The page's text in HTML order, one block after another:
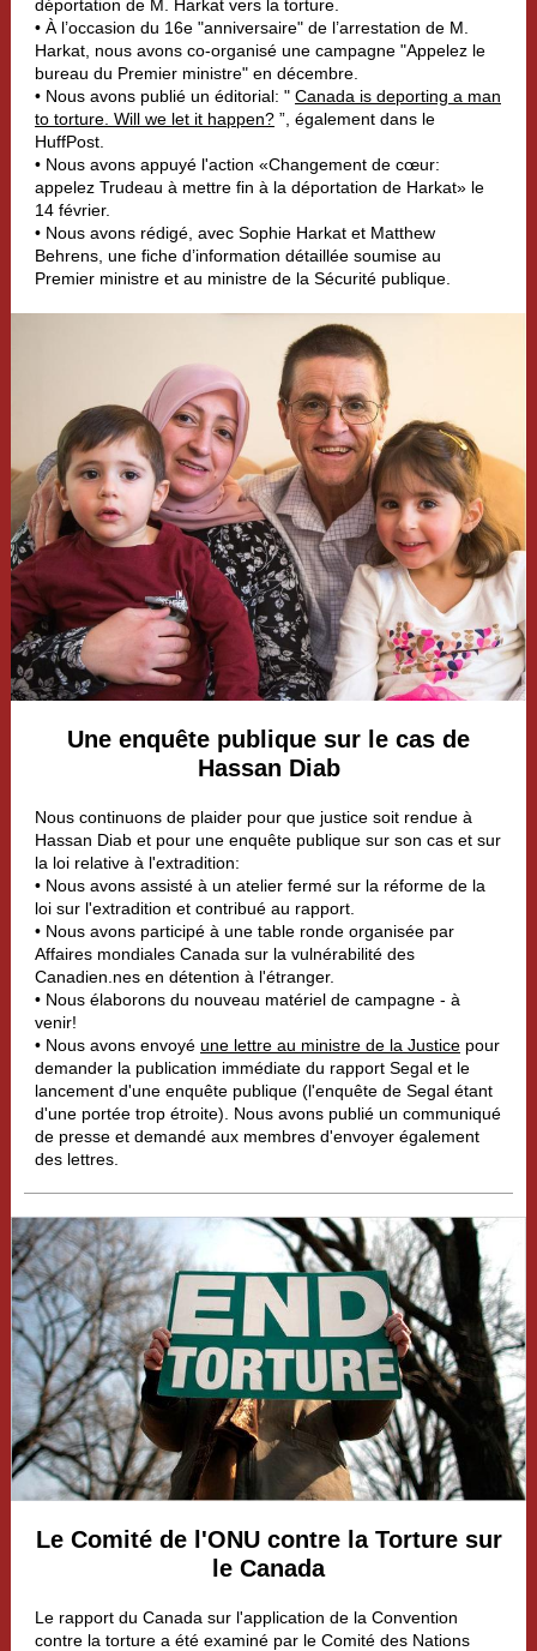
déportation de M. Harkat vers la torture.
• À l’occasion du 16e "anniversaire" de l’arrestation de M.
Harkat, nous avons co-organisé une campagne "Appelez le
bureau du Premier ministre" en décembre.
• Nous avons publié un éditorial: " Canada is deporting a man
to torture. Will we let it happen? ”, également dans le
HuffPost.
• Nous avons appuyé l'action «Changement de cœur:
appelez Trudeau à mettre fin à la déportation de Harkat» le
14 février.
• Nous avons rédigé, avec Sophie Harkat et Matthew
Behrens, une fiche d’information détaillée soumise au
Premier ministre et au ministre de la Sécurité publique.
Une enquête publique sur le cas de
Hassan Diab
Nous continuons de plaider pour que justice soit rendue à
Hassan Diab et pour une enquête publique sur son cas et sur
la loi relative à l'extradition:
• Nous avons assisté à un atelier fermé sur la réforme de la
loi sur l'extradition et contribué au rapport.
• Nous avons participé à une table ronde organisée par
Affaires mondiales Canada sur la vulnérabilité des
Canadien.nes en détention à l'étranger.
• Nous élaborons du nouveau matériel de campagne - à
venir!
• Nous avons envoyé une lettre au ministre de la Justice pour
demander la publication immédiate du rapport Segal et le
lancement d'une enquête publique (l'enquête de Segal étant
d'une portée trop étroite). Nous avons publié un communiqué
de presse et demandé aux membres d'envoyer également
des lettres.
Le Comité de l'ONU contre la Torture sur
le Canada
Le rapport du Canada sur l'application de la Convention
contre la torture a été examiné par le Comité des Nations